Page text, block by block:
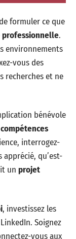
formuler ce que
professionnelle.
environnements
vous des
recherches et ne
bénévole
compétences
interrogez-
apprécié, qu’est-
un projet
, investissez les
Soignez
vous aux